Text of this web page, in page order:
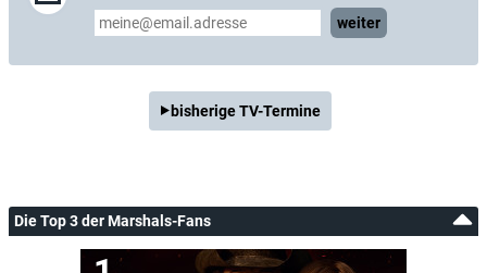
weiter
bisherige TV-Termine
Die Top 3 der Marshals-Fans